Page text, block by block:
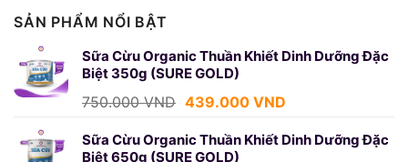
SẢN PHẨM NỔI BẬT
Sữa Cừu Organic Thuần Khiết Dinh Dưỡng Đặc
Biệt 350g (SURE GOLD)
750.000VND Giá
là:
439.000 VNDGiá
tại
Sữa Cừu Organic Thuần Khiết Dinh Dưỡng Đặc
Biệt 650g (SURE GOLD)